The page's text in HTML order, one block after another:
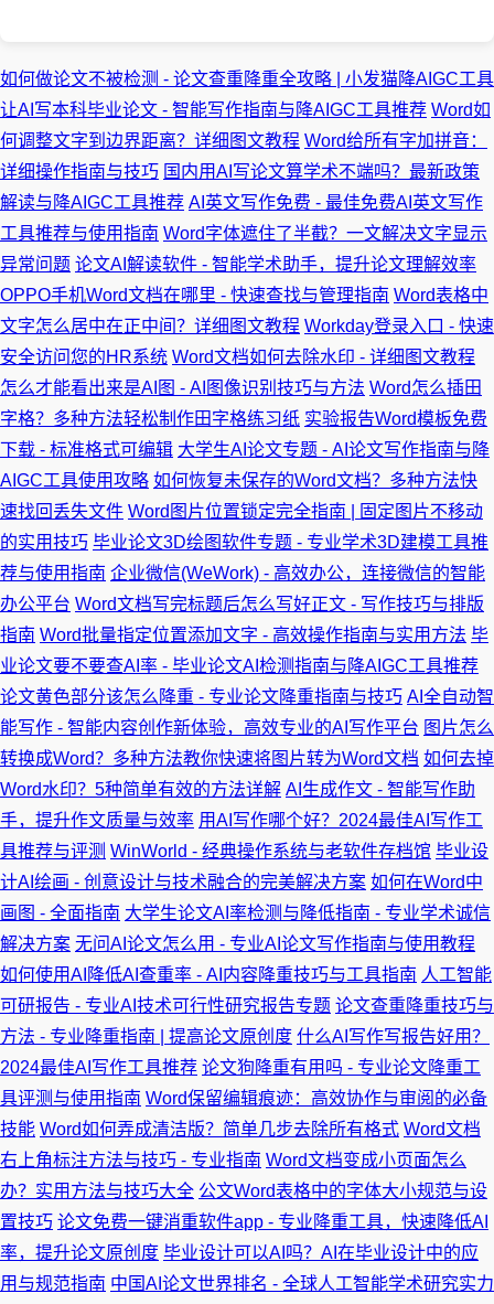
如何做论文不被检测 - 论文查重降重全攻略 | 小发猫降AIGC工具
让AI写本科毕业论文 - 智能写作指南与降AIGC工具推荐 Word如
何调整文字到边界距离？详细图文教程 Word给所有字加拼音：
详细操作指南与技巧 国内用AI写论文算学术不端吗？最新政策
解读与降AIGC工具推荐 AI英文写作免费 - 最佳免费AI英文写作
工具推荐与使用指南 Word字体遮住了半截？一文解决文字显示
异常问题 论文AI解读软件 - 智能学术助手，提升论文理解效率
OPPO手机Word文档在哪里 - 快速查找与管理指南 Word表格中
文字怎么居中在正中间？详细图文教程 Workday登录入口 - 快速
安全访问您的HR系统 Word文档如何去除水印 - 详细图文教程
怎么才能看出来是AI图 - AI图像识别技巧与方法 Word怎么插田
字格？多种方法轻松制作田字格练习纸 实验报告Word模板免费
下载 - 标准格式可编辑 大学生AI论文专题 - AI论文写作指南与降
AIGC工具使用攻略 如何恢复未保存的Word文档？多种方法快
速找回丢失文件 Word图片位置锁定完全指南 | 固定图片不移动
的实用技巧 毕业论文3D绘图软件专题 - 专业学术3D建模工具推
荐与使用指南 企业微信(WeWork) - 高效办公，连接微信的智能
办公平台 Word文档写完标题后怎么写好正文 - 写作技巧与排版
指南 Word批量指定位置添加文字 - 高效操作指南与实用方法 毕
业论文要不要查AI率 - 毕业论文AI检测指南与降AIGC工具推荐
论文黄色部分该怎么降重 - 专业论文降重指南与技巧 AI全自动智
能写作 - 智能内容创作新体验，高效专业的AI写作平台 图片怎么
转换成Word？多种方法教你快速将图片转为Word文档 如何去掉
Word水印？5种简单有效的方法详解 AI生成作文 - 智能写作助
手，提升作文质量与效率 用AI写作哪个好？2024最佳AI写作工
具推荐与评测 WinWorld - 经典操作系统与老软件存档馆 毕业设
计AI绘画 - 创意设计与技术融合的完美解决方案 如何在Word中
画图 - 全面指南 大学生论文AI率检测与降低指南 - 专业学术诚信
解决方案 无问AI论文怎么用 - 专业AI论文写作指南与使用教程
如何使用AI降低AI查重率 - AI内容降重技巧与工具指南 人工智能
可研报告 - 专业AI技术可行性研究报告专题 论文查重降重技巧与
方法 - 专业降重指南 | 提高论文原创度 什么AI写作写报告好用？
2024最佳AI写作工具推荐 论文狗降重有用吗 - 专业论文降重工
具评测与使用指南 Word保留编辑痕迹：高效协作与审阅的必备
技能 Word如何弄成清洁版？简单几步去除所有格式 Word文档
右上角标注方法与技巧 - 专业指南 Word文档变成小页面怎么
办？实用方法与技巧大全 公文Word表格中的字体大小规范与设
置技巧 论文免费一键消重软件app - 专业降重工具，快速降低AI
率，提升论文原创度 毕业设计可以AI吗？AI在毕业设计中的应
用与规范指南 中国AI论文世界排名 - 全球人工智能学术研究实力